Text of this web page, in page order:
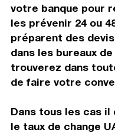
votre banque pour
les prévenir 24 ou
préparent des
dans les bureaux
trouverez dans
de faire votre
Dans tous les cas
le taux de change